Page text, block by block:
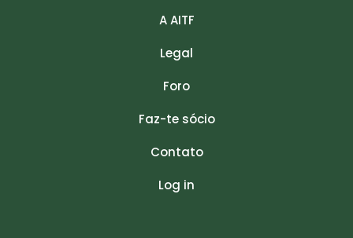
A AITF
Legal
Foro
Faz-te sócio
Contato
Log in